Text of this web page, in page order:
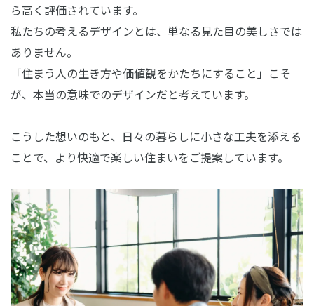
ら高く評価されています。
私たちの考えるデザインとは、単なる見た目の美しさでは
ありません。
「住まう人の生き方や価値観をかたちにすること」こそ
が、本当の意味でのデザインだと考えています。
こうした想いのもと、日々の暮らしに小さな工夫を添える
ことで、より快適で楽しい住まいをご提案しています。